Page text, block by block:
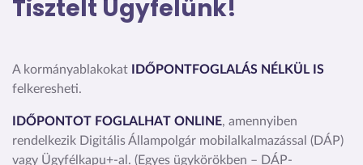
Tisztelt Ügyfelünk!
A kormányablakokat
IDŐPONTFOGLALÁS NÉLKÜL IS
felkeresheti.
IDŐPONTOT FOGLALHAT ONLINE, amennyiben
rendelkezik Digitális Állampolgár mobilalkalmazással (DÁP)
vagy Ügyfélkapu+-al . (Egyes ügykörökben – DÁP-